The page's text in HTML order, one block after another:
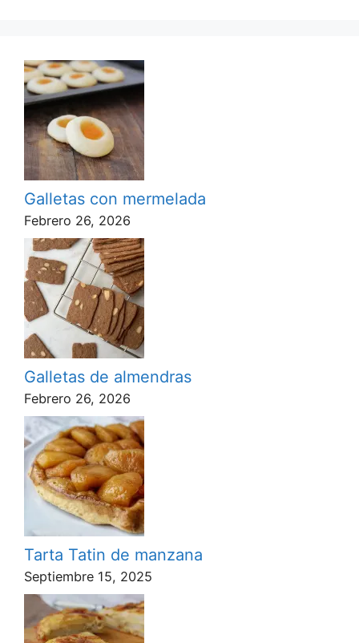
Galletas con mermelada
Febrero 26, 2026
Galletas de almendras
Febrero 26, 2026
Tarta Tatin de manzana
Septiembre 15, 2025